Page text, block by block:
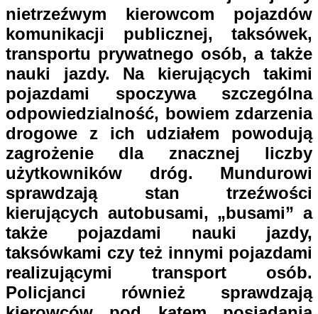
nietrzeźwym kierowcom pojazdów
komunikacji publicznej, taksówek,
transportu prywatnego osób, a także
nauki jazdy. Na kierujących takimi
pojazdami spoczywa szczególna
odpowiedzialność, bowiem zdarzenia
drogowe z ich udziałem powodują
zagrożenie dla znacznej liczby
użytkowników dróg. Mundurowi
sprawdzają stan trzeźwości
kierujących autobusami, „busami” a
także pojazdami nauki jazdy,
taksówkami czy też innymi pojazdami
realizującymi transport osób.
Policjanci również sprawdzają